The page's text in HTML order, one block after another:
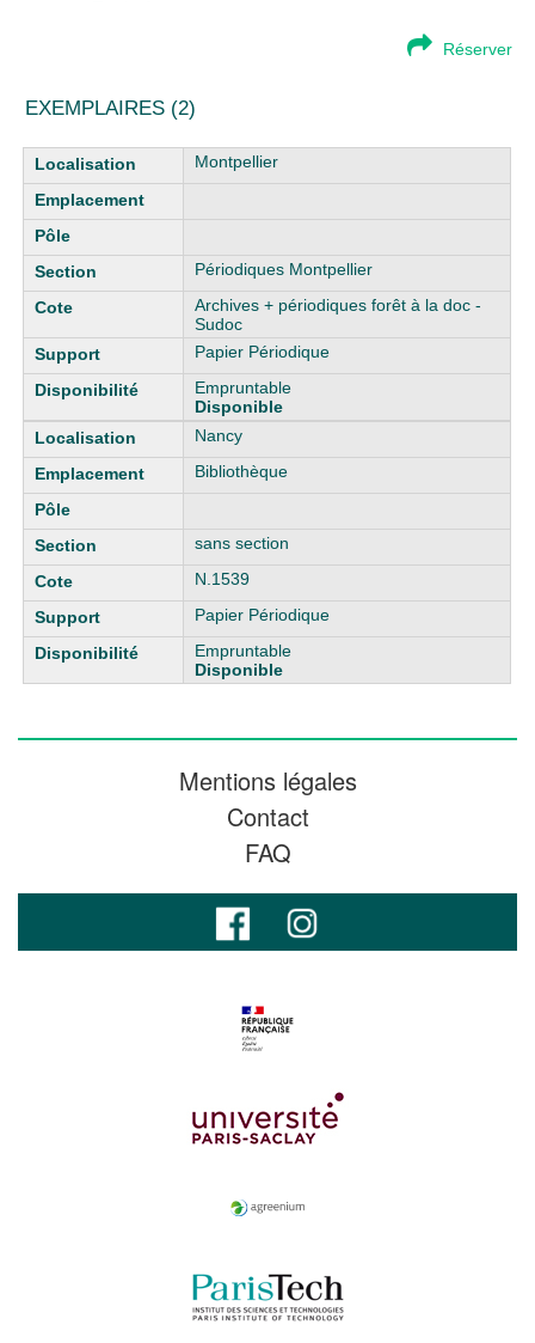
Réserver
EXEMPLAIRES (2)
Liste des exemplaires Montpellier
Périodiques Montpellier
Archives + périodiques forêt à la doc -
Sudoc
Papier Périodique
Empruntable
Disponible
Nancy
Bibliothèque
sans section
N.1539
Papier Périodique
Empruntable
Disponible
Mentions légales
Contact
FAQ